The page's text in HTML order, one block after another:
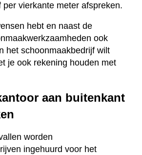
per vierkante meter afspreken.
hebt en naast de
ook
het schoonmaakbedrijf wilt
je ook rekening houden met
aan buitenkant
worden
ingehuurd voor het